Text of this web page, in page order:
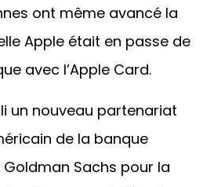
ont même avancé la
Apple était en passe de
avec l’Apple Card.
un nouveau partenariat
de la banque
Goldman Sachs pour la